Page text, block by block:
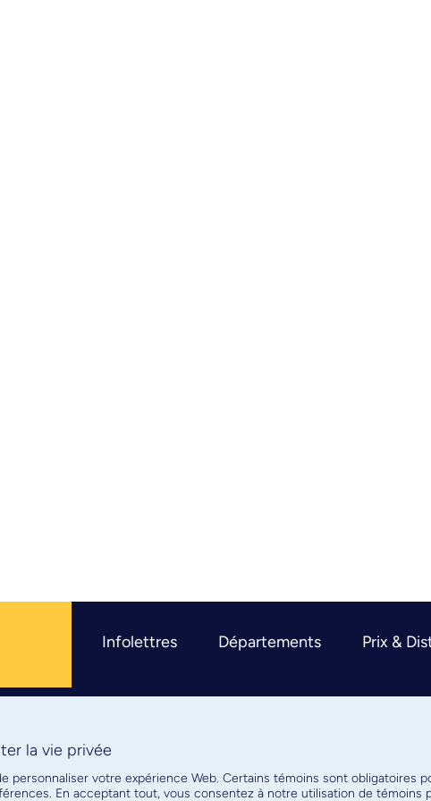
Infolettres Départements Prix &
la vie privée
personnaliser votre expérience Web. Certains témoins sont obligatoires
En acceptant tout, vous consentez à notre utilisation de témoins